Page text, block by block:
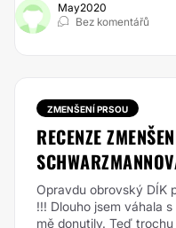
May2020
Bez komentářů
ZMENŠENÍ PRSOU
RECENZE
Opravdu obrovský DÍK
!!! Dlouho jsem váhala
mě donutily. Teď